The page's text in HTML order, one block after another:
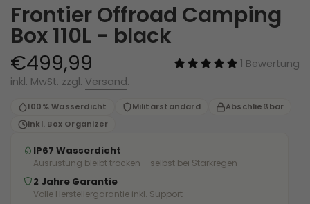
Frontier Offroad Camping
Box 110L - black
€499,99
1 Bewertung
inkl. MwSt. zzgl. Versand.
100% Wasserdicht Militärstandard
Abschließbar
inkl. Box Organizer
IP67 Wasserdicht
Ausrüstung bleibt trocken – selbst bei Starkregen
2 Jahre Garantie
Volle Herstellergarantie inkl. Support